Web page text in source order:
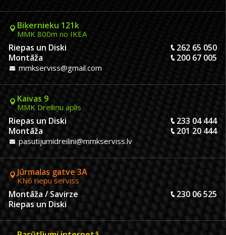
Biķernieku 121k
MMK 800m no IKEA
Riepas un Diski
262 65 050
Montāža
200 67 005
mmkserviss@gmail.com
Kaivas 9
MMK Dreiliņu aplis
Riepas un Diski
233 04 444
Montāža
201 20 444
pasutijumidreilini@mmkserviss.lv
Jūrmalas gatve 3A
KN6 riepu serviss
Montāža / Savirze
230 06 525
Riepas un Diski